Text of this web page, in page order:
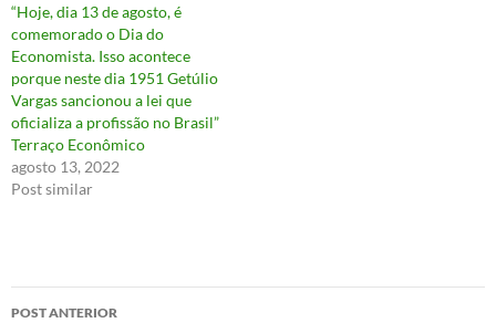
“Hoje, dia 13 de agosto, é
comemorado o Dia do
Economista. Isso acontece
porque neste dia 1951 Getúlio
Vargas sancionou a lei que
oficializa a profissão no Brasil”
Terraço Econômico
agosto 13, 2022
Post similar
Navegação
POST ANTERIOR